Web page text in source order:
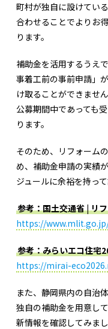
町村が独自に設けてい
合わせることでよりお
ります。
補助金を活用するうえ
事着工前の事前申請」
け取ることができませ
公募期間中であっても
ります。
そのため、リフォーム
め、補助金申請の実績
ジュールに余裕を持っ
参考：国土交通省 | リ
https://
参考：みらいエコ住宅
https://mirai-
また、静岡県内の自治
独自の補助金を用意し
新情報を確認してみまし